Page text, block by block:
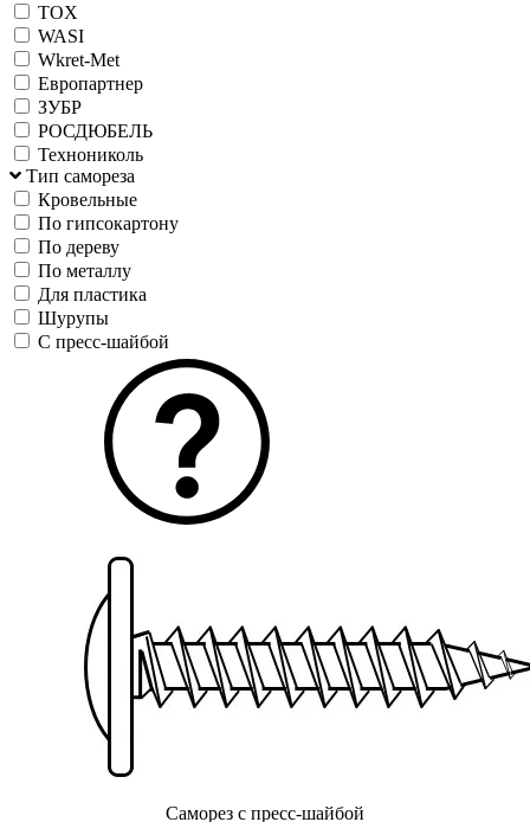
TOX
WASI
Wkret-Met
Европартнер
ЗУБР
РОСДЮБЕЛЬ
Технониколь
Тип самореза
Кровельные
По гипсокартону
По дереву
По металлу
Для пластика
Шурупы
С пресс-шайбой
Саморез с пресс-шайбой